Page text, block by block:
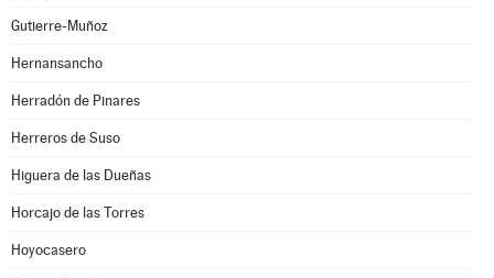
Gutierre-Muñoz
Hernansancho
Herradón de Pinares
Herreros de Suso
Higuera de las Dueñas
Horcajo de las Torres
Hoyocasero